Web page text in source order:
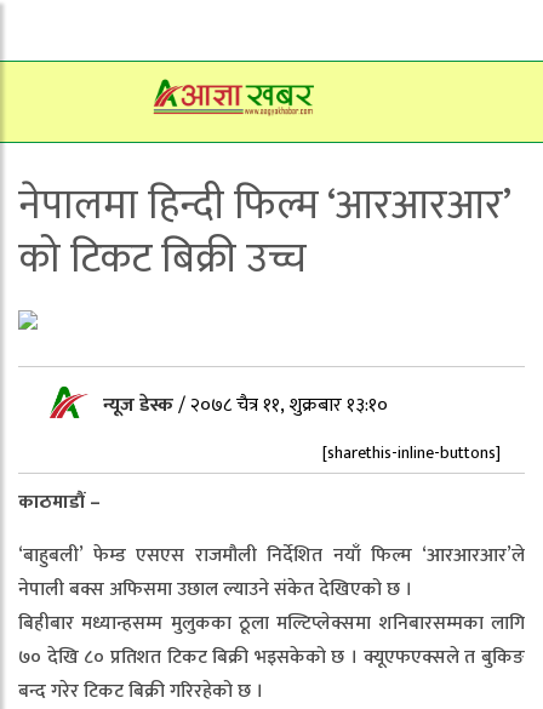
नेपालमा हिन्दी फिल्म ‘आरआरआर’
को टिकट बिक्री उच्च
न्यूज डेस्क/२०७८ चैत्र ११, शुक्रबार १३:१०
[sharethis-inline-buttons]
काठमाडौं –
‘बाहुबली’ फेम्ड एसएस राजमौली निर्देशित नयाँ फिल्म ‘आरआरआर’ले
नेपाली बक्स अफिसमा उछाल ल्याउने संकेत देखिएको छ ।
बिहीबार मध्यान्हसम्म मुलुकका ठूला मल्टिप्लेक्समा शनिबारसम्मका लागि
७० देखि ८० प्रतिशत टिकट बिक्री भइसकेको छ । क्यूएफएक्सले त बुकिङ
बन्द गरेर टिकट बिक्री गरिरहेको छ ।